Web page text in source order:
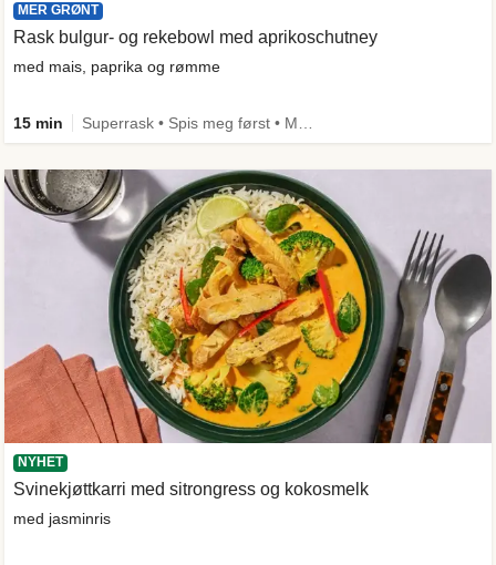
MER GRØNT
Rask bulgur- og rekebowl med aprikoschutney
med mais, paprika og rømme
15 min
NYHET
Svinekjøttkarri med sitrongress og kokosmelk
med jasminris